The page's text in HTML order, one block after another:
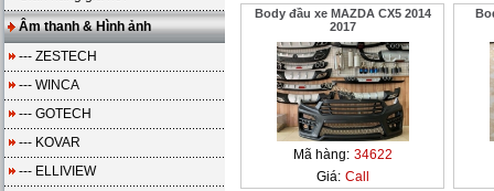
Âm thanh & Hình ảnh
--- ZESTECH
--- WINCA
--- GOTECH
--- KOVAR
--- ELLIVIEW
Body đầu xe MAZDA CX5 2014
2017
Mã hàng: 34622
Giá: Call